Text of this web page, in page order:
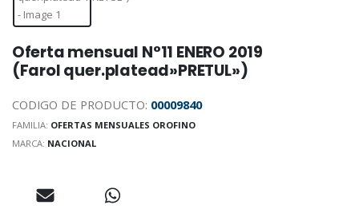
Oferta mensual N°11 ENERO 2019
(Farol quer.platead»PRETUL»)
CODIGO DE PRODUCTO: 00009840
FAMILIA: OFERTAS MENSUALES OROFINO
MARCA: NACIONAL